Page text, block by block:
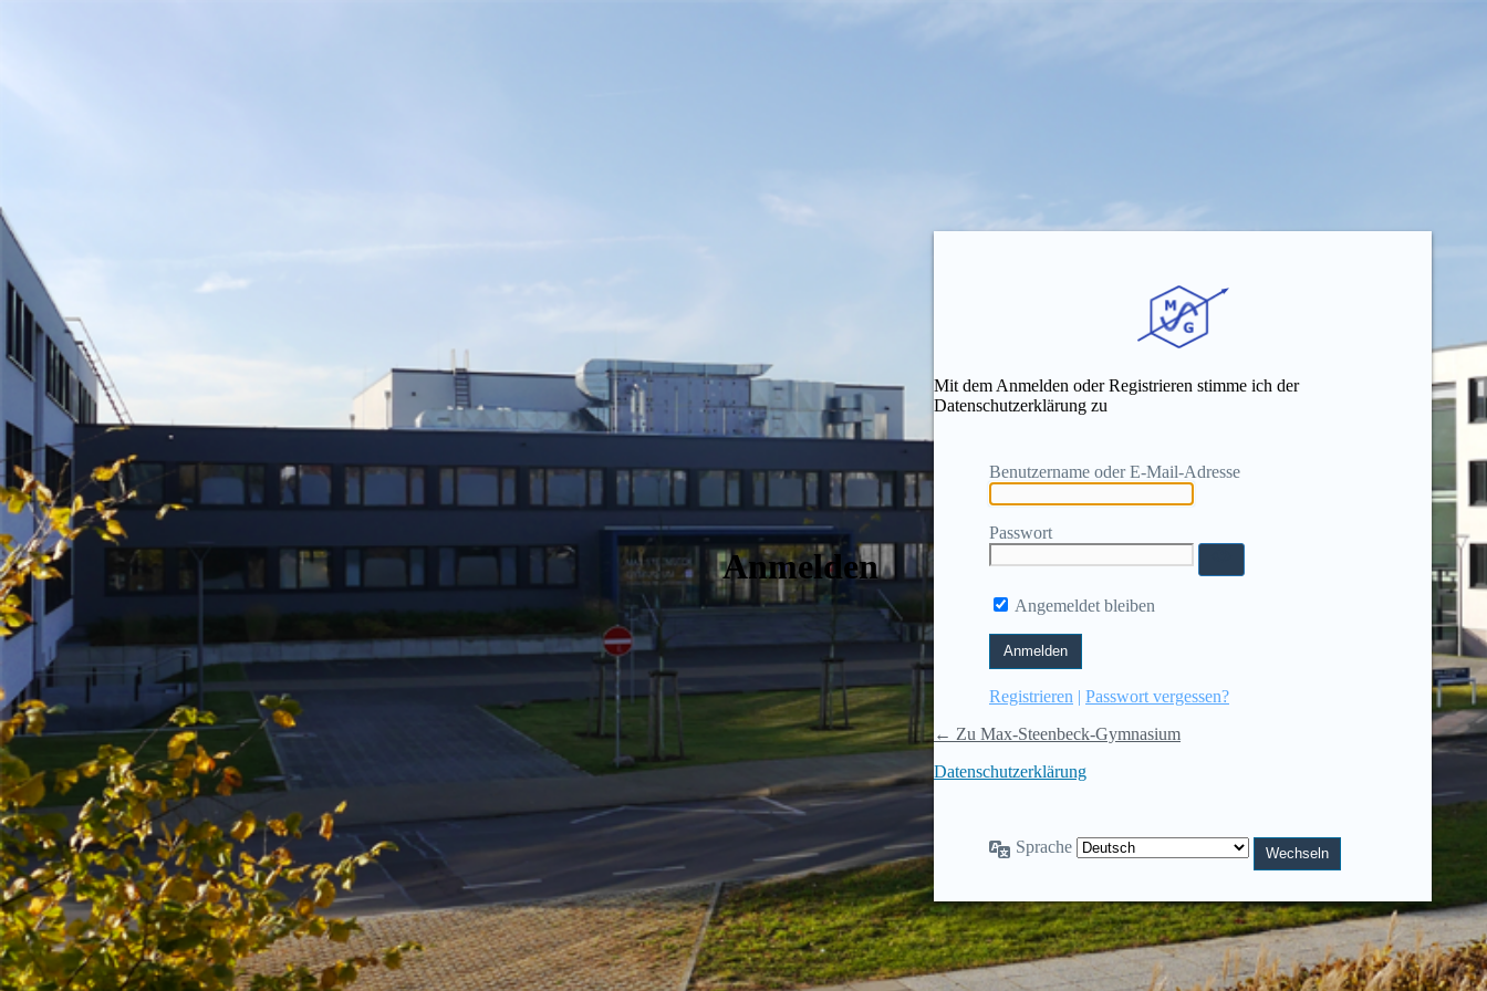
Anmelden
Mit dem Anmelden oder Registrieren stimme ich der
Datenschutzerklärung zu
Benutzername oder E-Mail-Adresse
Passwort
Angemeldet bleiben
Registrieren | Passwort vergessen?
← Zu Max-Steenbeck-Gymnasium
Datenschutzerklärung
Sprache